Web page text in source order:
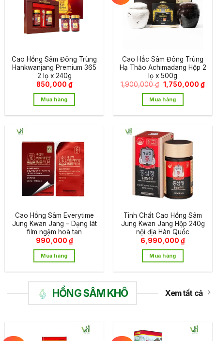
Cao Hồng Sâm Đông Trùng
Hankwanjang Premium 365
2 lọ x 240g
850,000 ₫
Mua hàng
Cao Hắc Sâm Đông Trùng
Hạ Thảo Achimadang Hộp 2
lọ x 500g
1,900,000₫ Giá
gốc
là:
1,900,000 ₫.
1,750,000 ₫Giá
hiện
Mua hàng
Cao Hồng Sâm Everytime
Jung Kwan Jang – Dạng lát
film ngậm hoà tan
990,000 ₫
Mua hàng
Tinh Chất Cao Hồng Sâm
Jung Kwan Jang Hộp 240g
nội địa Hàn Quốc
6,990,000 ₫
Mua hàng
HỒNG SÂM KHÔ Xem tất cả